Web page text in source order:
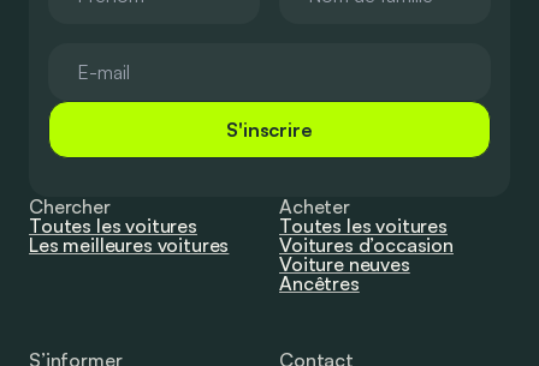
S'inscrire
Chercher
Toutes les voitures
Les meilleures voitures
Acheter
Toutes les voitures
Voitures d’occasion
Voiture neuves
Ancêtres
S’informer Contact